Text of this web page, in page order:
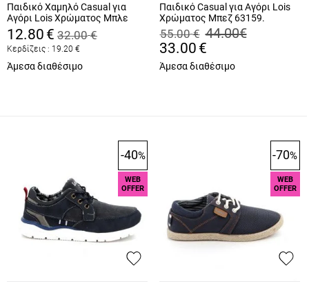
Παιδικό Χαμηλό Casual για
Αγόρι Lois Χρώματος Μπλε
60136
12.80 € 32.00 €
Κερδίζεις : 19.20 €
Άμεσα διαθέσιμο
Παιδικό Casual για Αγόρι Lois
Χρώματος Μπεζ 63159.
55.00 € 44.00€
33.00 €
Άμεσα διαθέσιμο
-40%
WEB
OFFER
-70%
WEB
OFFER